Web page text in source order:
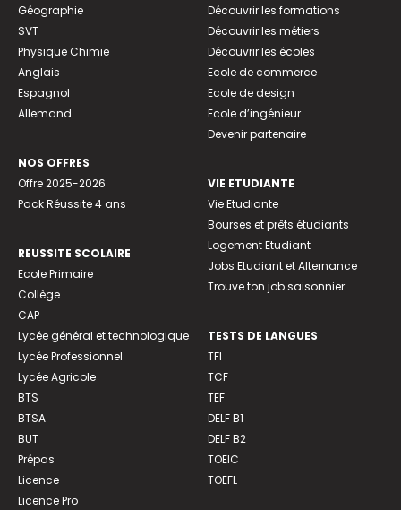
Géographie
SVT
Physique Chimie
Anglais
Espagnol
Allemand
NOS OFFRES
Offre 2025-2026
Pack Réussite 4 ans
REUSSITE SCOLAIRE
Ecole Primaire
Collège
CAP
Lycée général et technologique
Lycée Professionnel
Lycée Agricole
BTS
BTSA
BUT
Prépas
Licence
Licence Pro
Découvrir les formations
Découvrir les métiers
Découvrir les écoles
Ecole de commerce
Ecole de design
Ecole d’ingénieur
Devenir partenaire
VIE ETUDIANTE
Vie Etudiante
Bourses et prêts étudiants
Logement Etudiant
Jobs Etudiant et Alternance
Trouve ton job saisonnier
TESTS DE LANGUES
TFI
TCF
TEF
DELF B1
DELF B2
TOEIC
TOEFL